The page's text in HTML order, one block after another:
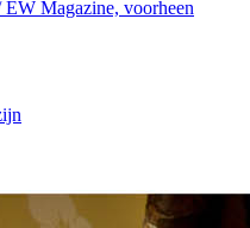
Magazine, voorheen